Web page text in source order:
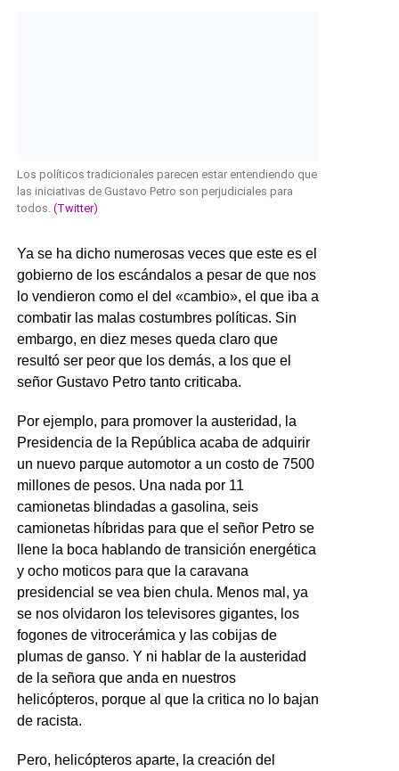
Los políticos tradicionales parecen estar entendiendo que
las iniciativas de Gustavo Petro son perjudiciales para
todos. (Twitter)
Ya se ha dicho numerosas veces que este es el
gobierno de los escándalos a pesar de que nos
lo vendieron como el del «cambio», el que iba a
combatir las malas costumbres políticas. Sin
embargo, en diez meses queda claro que
resultó ser peor que los demás, a los que el
señor Gustavo Petro tanto criticaba.
Por ejemplo, para promover la austeridad, la
Presidencia de la República acaba de adquirir
un nuevo parque automotor a un costo de 7500
millones de pesos. Una nada por 11
camionetas blindadas a gasolina, seis
camionetas híbridas para que el señor Petro se
llene la boca hablando de transición energética
y ocho moticos para que la caravana
presidencial se vea bien chula. Menos mal, ya
se nos olvidaron los televisores gigantes, los
fogones de vitrocerámica y las cobijas de
plumas de ganso. Y ni hablar de la austeridad
de la señora que anda en nuestros
helicópteros, porque al que la critica no lo bajan
de racista.
Pero, helicópteros aparte, la creación del